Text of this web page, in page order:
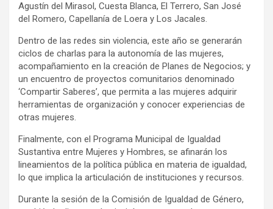
Agustín del Mirasol, Cuesta Blanca, El Terrero, San José
del Romero, Capellanía de Loera y Los Jacales.
Dentro de las redes sin violencia, este año se generarán
ciclos de charlas para la autonomía de las mujeres,
acompañamiento en la creación de Planes de Negocios; y
un encuentro de proyectos comunitarios denominado
‘Compartir Saberes’, que permita a las mujeres adquirir
herramientas de organización y conocer experiencias de
otras mujeres.
Finalmente, con el Programa Municipal de Igualdad
Sustantiva entre Mujeres y Hombres, se afinarán los
lineamientos de la política pública en materia de igualdad,
lo que implica la articulación de instituciones y recursos.
Durante la sesión de la Comisión de Igualdad de Género,